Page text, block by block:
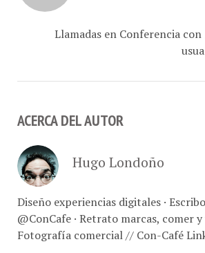
Llamadas en Conferencia con
ACERCA DEL AUTOR
Hugo Londoño
Diseño experiencias digitales ·
@ConCafe · Retrato marcas, comer y
Fotografía comercial // Con-Café